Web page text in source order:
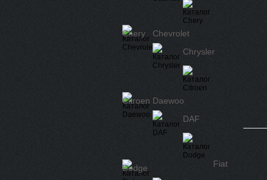
Chery
Chevrolet
Chrysler
Citroen Daewoo
DAF
Dodge Fiat